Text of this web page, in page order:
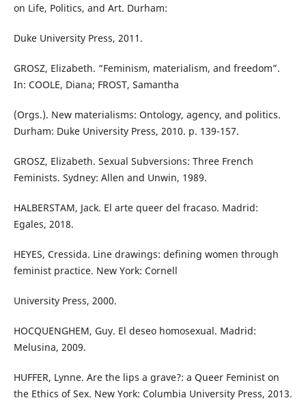
on Life, Politics, and Art. Durham:
Duke University Press, 2011.
GROSZ, Elizabeth. “Feminism, materialism, and freedom”.
In: COOLE, Diana; FROST, Samantha
(Orgs.). New materialisms: Ontology, agency, and politics.
Durham: Duke University Press, 2010. p. 139-157.
GROSZ, Elizabeth. Sexual Subversions: Three French
Feminists. Sydney: Allen and Unwin, 1989.
HALBERSTAM, Jack. El arte queer del fracaso. Madrid:
Egales, 2018.
HEYES, Cressida. Line drawings: defining women through
feminist practice. New York: Cornell
University Press, 2000.
HOCQUENGHEM, Guy. El deseo homosexual. Madrid:
Melusina, 2009.
HUFFER, Lynne. Are the lips a grave?: a Queer Feminist on
the Ethics of Sex. New York: Columbia University Press, 2013.